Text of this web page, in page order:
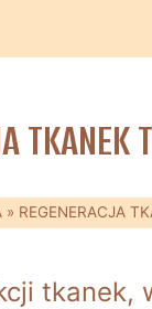
TKANEK
» REGENERACJA
tkanek,